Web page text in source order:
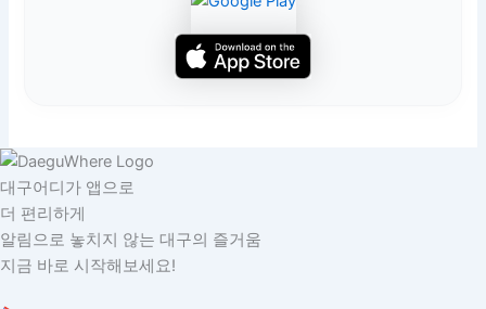
대구어디가 앱으로
더 편리하게
알림으로 놓치지 않는 대구의 즐거움
지금 바로 시작해보세요!